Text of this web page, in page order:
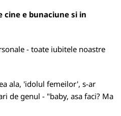
cine e bunaciune si in
- toate iubitele noastre
ala, 'idolul femeilor', s-ar
de genul - "baby, asa faci? Ma